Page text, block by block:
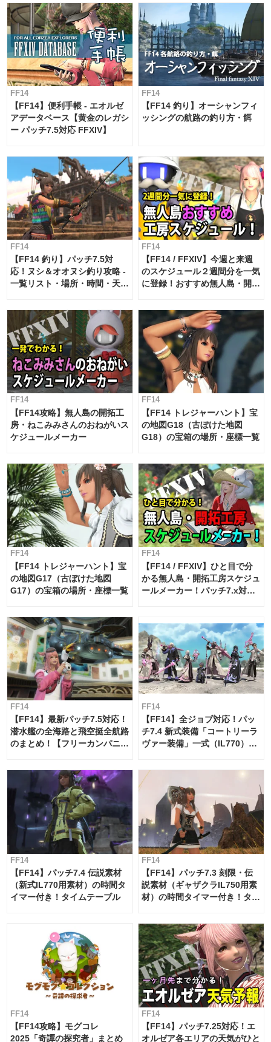
FF14
【FF14】便利手帳 - エオルゼ
アデータベース【黄金のレガシ
ー パッチ7.5対応 FFXIV】
FF14
【FF14 釣り】オーシャンフィ
ッシングの航路の釣り方・餌
FF14
【FF14 釣り】パッチ7.5対
応！ヌシ＆オオヌシ釣り攻略 -
一覧リスト・場所・時間・天
FF14
【FF14 / FFXIV】今週と来週
のスケジュール２週間分を一気
に登録！おすすめ無人島・開拓
FF14
【FF14攻略】無人島の開拓工
房・ねこみみさんのおねがいス
ケジュールメーカー
FF14
【FF14 トレジャーハント】宝
の地図G18（古ぼけた地図
G18）の宝箱の場所・座標一覧
FF14
【FF14 トレジャーハント】宝
の地図G17（古ぼけた地図
G17）の宝箱の場所・座標一覧
FF14
【FF14 / FFXIV】ひと目で分
かる無人島・開拓工房スケジュ
ールメーカー！パッチ7.x対応
FF14
【FF14】最新パッチ7.5対応！
潜水艦の全海路と飛空挺全航路
のまとめ！【フリーカンパニ
FF14
【FF14】全ジョブ対応！パッ
チ7.4 新式装備「コートリーラ
ヴァー装備」一式（IL770）の
FF14
【FF14】パッチ7.4 伝説素材
（新式IL770用素材）の時間タ
イマー付き！タイムテーブル
FF14
【FF14】パッチ7.3 刻限・伝
説素材（ギャザクラIL750用素
材）の時間タイマー付き！タイ
FF14
【FF14攻略】モグコレ
2025「奇譚の探究者」まとめ
FF14
【FF14】パッチ7.25対応！エ
オルゼア各エリアの天気がひと